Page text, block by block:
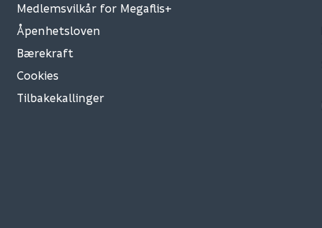
Medlemsvilkår for Megaflis+
Åpenhetsloven
Bærekraft
Cookies
Tilbakekallinger